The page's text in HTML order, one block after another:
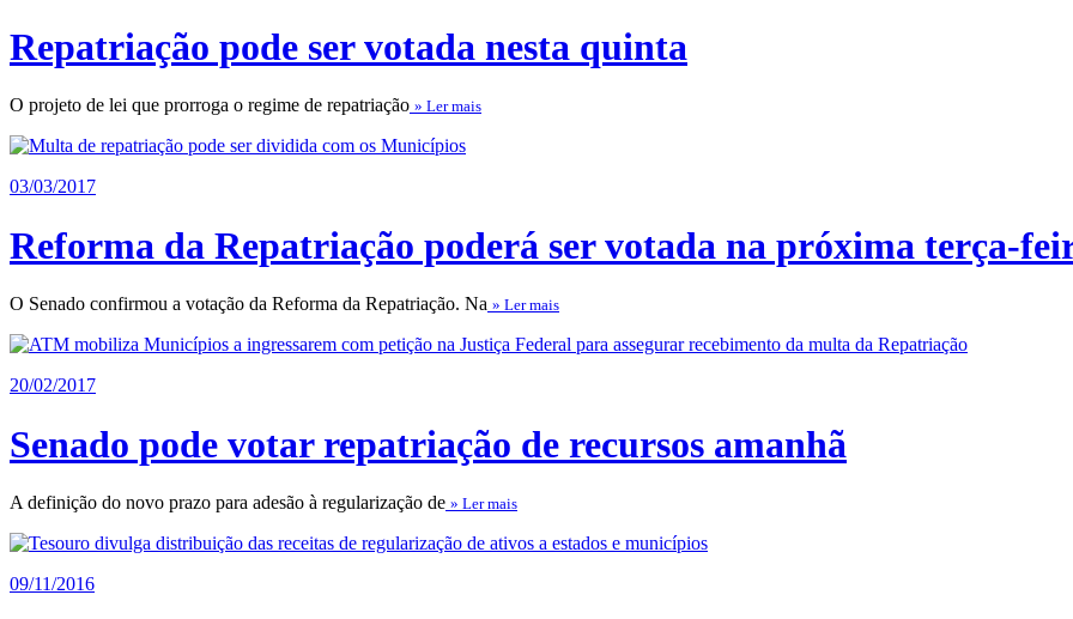
Repatriação pode ser votada nesta quinta
O projeto de lei que prorroga o regime de repatriação » Ler mais
03/03/2017
Reforma da Repatriação poderá ser votada na próxima terça-
O Senado confirmou a votação da Reforma da Repatriação. Na » Ler mais
20/02/2017
Senado pode votar repatriação de recursos amanhã
A definição do novo prazo para adesão à regularização de » Ler mais
09/11/2016